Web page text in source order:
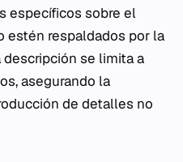
específicos sobre el
estén respaldados por la
se limita a
asegurando la
de detalles no